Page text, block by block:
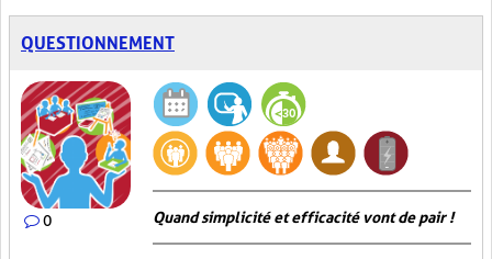
QUESTIONNEMENT
0 Quand simplicité et efficacité vont de pair !